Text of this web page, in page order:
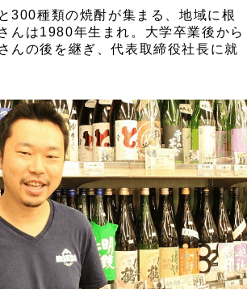
300種類の焼酎が集まる、地域に根
んは1980年生まれ。大学卒業後から
んの後を継ぎ、代表取締役社長に就